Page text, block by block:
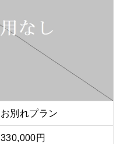
お別れプラン
330,000円